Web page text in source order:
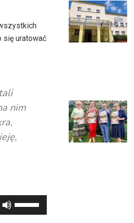
się uratować
nim
strzałek